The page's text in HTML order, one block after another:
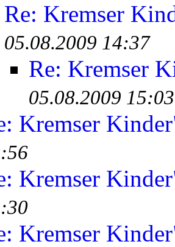
Re: Kremser
05.08.2009 14:37
Re: Kremser
05.08.2009 15:03
Kremser
Kremser
Kremser